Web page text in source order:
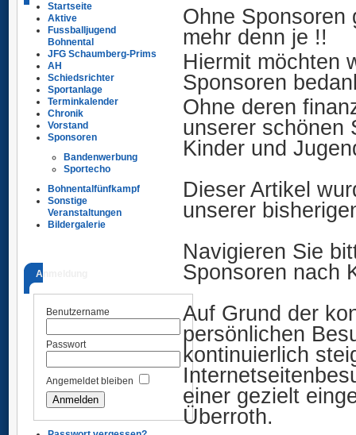
Startseite
Aktive
Fussballjugend
Bohnental
JFG Schaumberg-Prims
AH
Schiedsrichter
Sportanlage
Terminkalender
Chronik
Vorstand
Sponsoren
Bandenwerbung
Sportecho
Bohnentalfünfkampf
Sonstige
Veranstaltungen
Bildergalerie
Anmeldung
Benutzername
Passwort
Angemeldet bleiben
Ohne
mehr denn je !!
Hiermit möchten
Sponsoren
Ohne deren
unserer schönen
Kinder und
Dieser Artikel
unserer
Navigieren Sie
Sponsoren nach
Auf Grund der
persönlichen
kontinuierlich
einer gezielt
Überroth.